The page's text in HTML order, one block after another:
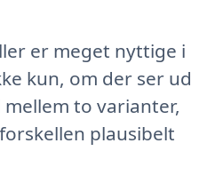
er meget nyttige i
kun, om der ser ud
to varianter,
plausibelt